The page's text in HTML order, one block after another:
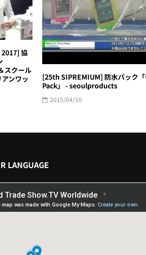
2017] 協
スクール
ンワッ
[25th SIPREMIUM] 防水パック
Pack」 - seoulproducts
2015/04/10
LANGUAGE